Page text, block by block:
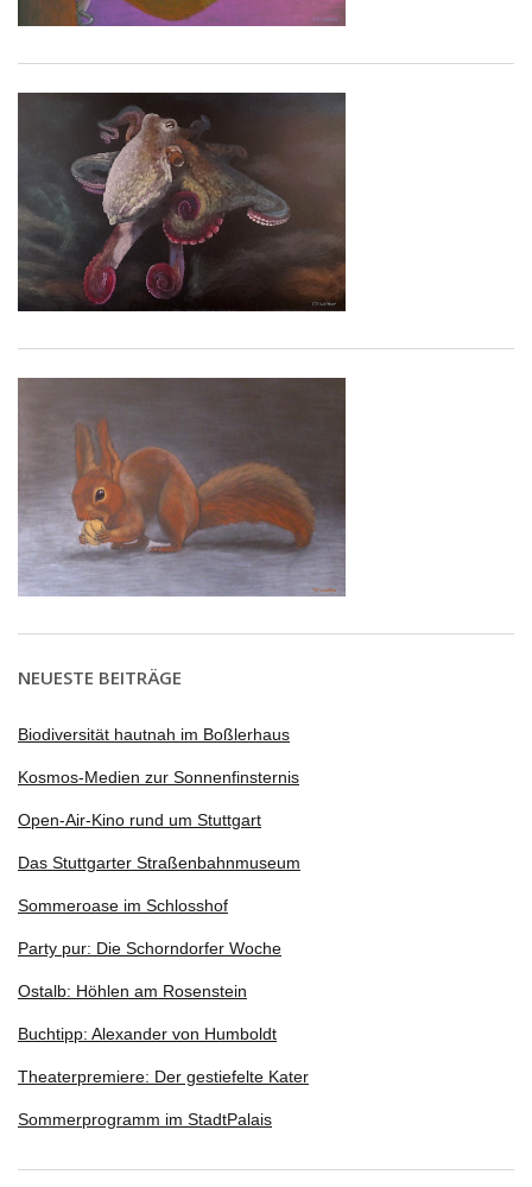
NEUESTE BEITRÄGE
Biodiversität hautnah im Boßlerhaus
Kosmos-Medien zur Sonnenfinsternis
Open-Air-Kino rund um Stuttgart
Das Stuttgarter Straßenbahnmuseum
Sommeroase im Schlosshof
Party pur: Die Schorndorfer Woche
Ostalb: Höhlen am Rosenstein
Buchtipp: Alexander von Humboldt
Theaterpremiere: Der gestiefelte Kater
Sommerprogramm im StadtPalais